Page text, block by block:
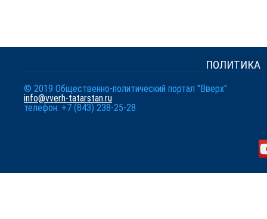
ПОЛИТИКА
© 2019 Общественно-политический портал "Вверх"
info@vverh-tatarstan.ru
телефон: +7 (843) 238-25-28